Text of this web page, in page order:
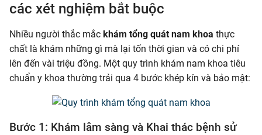
các xét nghiệm bắt buộc
Nhiều người thắc mắc khám tổng quát nam khoa thực
chất là khám những gì mà lại tốn thời gian và có chi phí
lên đến vài triệu đồng. Một quy trình khám nam khoa tiêu
chuẩn y khoa thường trải qua 4 bước khép kín và bảo mật:
Bước 1: Khám lâm sàng và Khai thác bệnh sử